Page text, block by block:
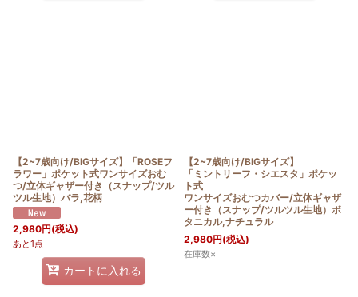
【2~7歳向け/BIGサイズ】「ROSEフ
ラワー」ポケット式ワンサイズおむ
つ/立体ギャザー付き（スナップ/ツル
ツル生地）バラ,花柄
2,980円(税込)
あと1点
カートに入れる
【2~7歳向け/BIGサイズ】
「ミントリーフ・シエスタ」ポケッ
ト式
ワンサイズおむつカバー/立体ギャザ
ー付き（スナップ/ツルツル生地）ボ
タニカル,ナチュラル
2,980円(税込)
在庫数×